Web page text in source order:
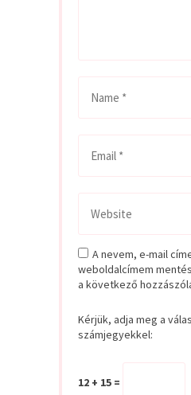
A nevem, e-mail
weboldalcímem
a következő
Kérjük, adja meg a
számjegyekkel:
12 + 15 =